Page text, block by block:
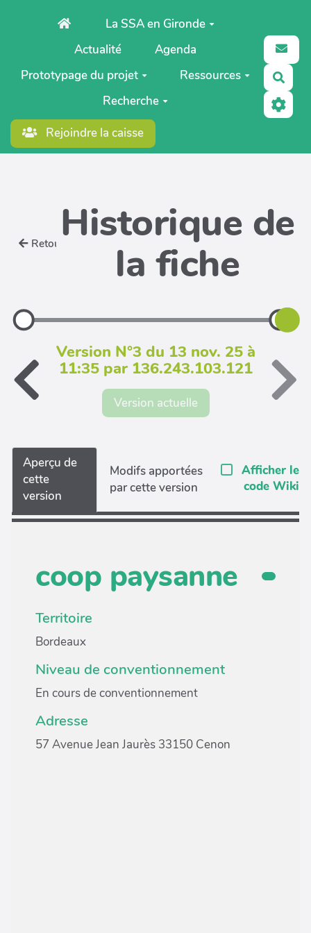
Aller au contenu principalLa SSA en Gironde
Actualité
Agenda
Prototypage du projet
Ressources
Recherche
Rejoindre la caisse
Retour Historique de
la fiche
Version N°3 du 13 nov. 25 à
11:35 par 136.243.103.121
Version actuelle
Aperçu de
cette
version
Modifs apportées
par cette version
Afficher le
code Wiki
coop paysanne
Territoire
Bordeaux
Niveau de conventionnement
En cours de conventionnement
Adresse
57 Avenue Jean Jaurès 33150 Cenon